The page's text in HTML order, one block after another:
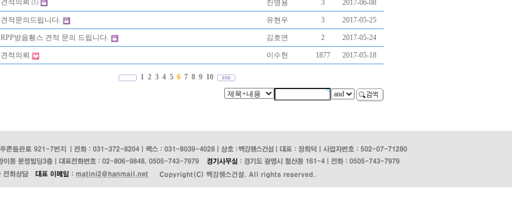
견적의뢰 (1) 진명용 3 2017-06-08
견적문의드립니다. 유현우 3 2017-05-25
RPP방음휀스 견적 문의 드립니다. 김호연 2 2017-05-24
견적의뢰 이수헌 1877 2017-05-18
1 2 3 4 5 6 7 8 9 10